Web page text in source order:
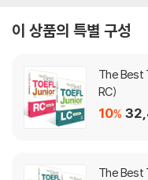
이 상품의 특별 구성
The Best
RC)
10%
The Best